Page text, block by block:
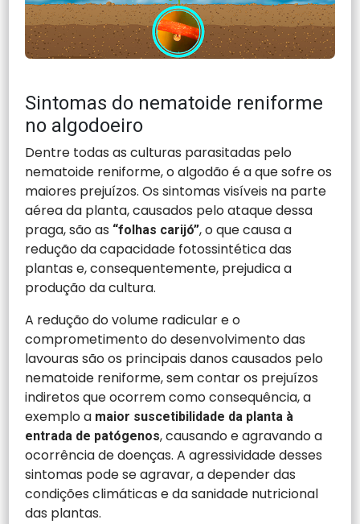
Sintomas do nematoide reniforme
no algodoeiro
Dentre todas as culturas parasitadas pelo
nematoide reniforme, o algodão é a que sofre os
maiores prejuízos. Os sintomas visíveis na parte
aérea da planta, causados pelo ataque dessa
praga, são as “folhas carijó”, o que causa a
redução da capacidade fotossintética das
plantas e, consequentemente, prejudica a
produção da cultura.
A redução do volume radicular e o
comprometimento do desenvolvimento das
lavouras são os principais danos causados pelo
nematoide reniforme, sem contar os prejuízos
indiretos que ocorrem como consequência, a
exemplo a maior suscetibilidade da planta à
entrada de patógenos, causando e agravando a
ocorrência de doenças. A agressividade desses
sintomas pode se agravar, a depender das
condições climáticas e da sanidade nutricional
das plantas.